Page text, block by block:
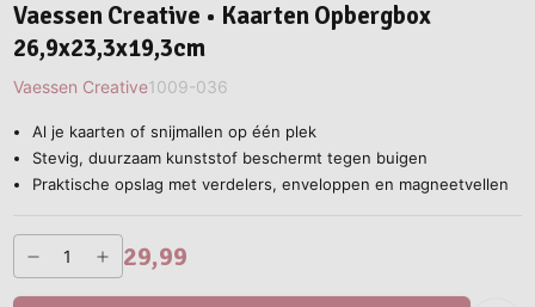
Vaessen Creative • Kaarten Opbergbox
26,9x23,3x19,3cm
Vaessen Creative1009-036
Al je kaarten of snijmallen op één plek
Stevig, duurzaam kunststof beschermt tegen buigen
Praktische opslag met verdelers, enveloppen en magneetvellen
29,99